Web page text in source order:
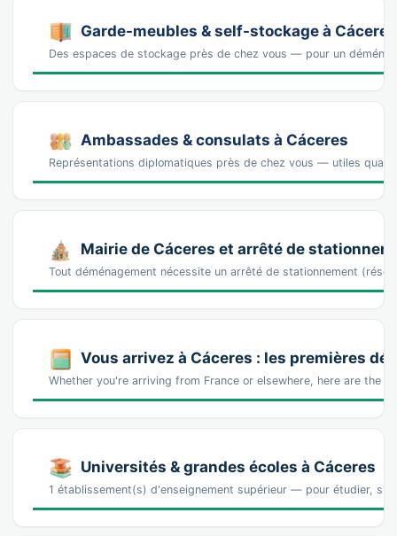
Garde-meubles & self-stockage à Cáceres
Des espaces de stockage près de chez vous — pour un
Ambassades & consulats à Cáceres
Représentations diplomatiques près de chez vous — utiles
Mairie de Cáceres et arrêté de
Tout déménagement nécessite un arrêté de stationnement
Vous arrivez à Cáceres : les premières
Whether you're arriving from France or elsewhere, here are the
Universités & grandes écoles à Cáceres
1 établissement(s) d'enseignement supérieur — pour étudier,